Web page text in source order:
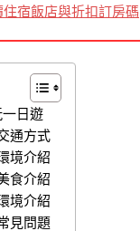
住宿飯店與折扣訂房碼
日遊
通方式
境介紹
食介紹
境介紹
見問題